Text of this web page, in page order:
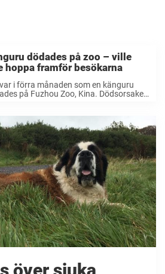
dödades på zoo – ville
hoppa framför besökarna
i förra månaden som en känguru
på Fuzhou Zoo, Kina. Dödsorsaken
om att folk som besökte djurparken